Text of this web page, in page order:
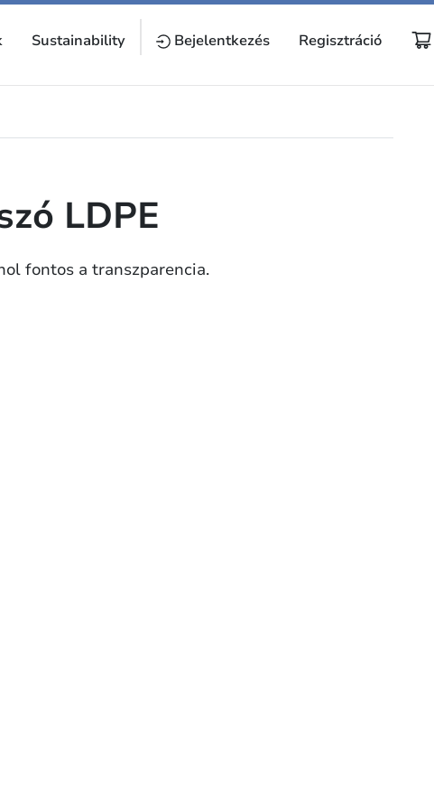
Sustainability Bejelentkezés Regisztráció
LDPE
fontos a transzparencia.